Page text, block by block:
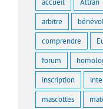
accueil Altran
arbitre
comprendre
forum
inscription
mascottes